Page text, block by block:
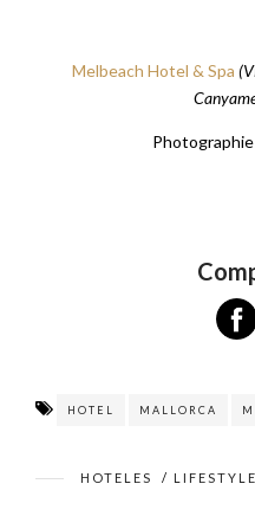
Melbeach Hotel & Spa
Photographie
HOTEL MALLORCA
HOTELES / LIFESTYLE